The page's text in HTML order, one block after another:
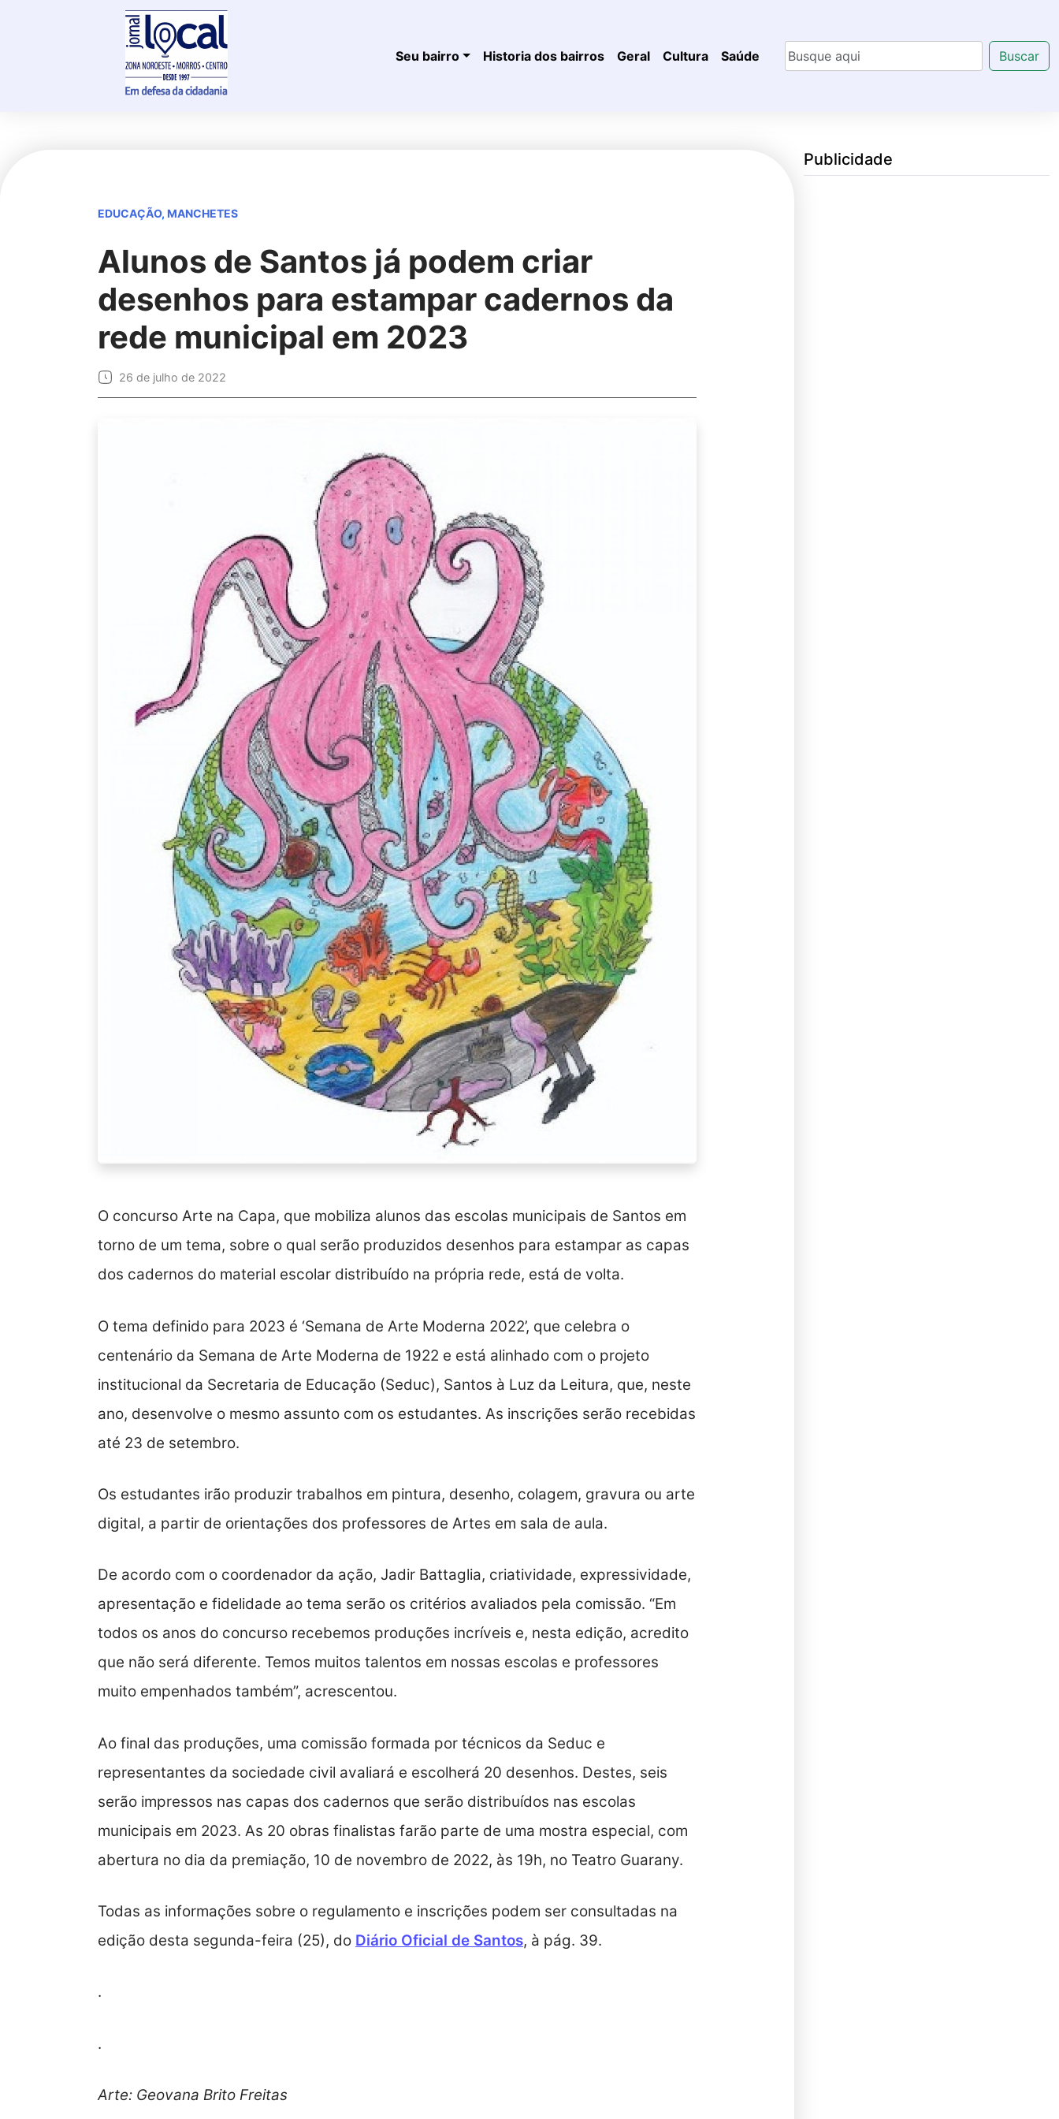
Seu bairro Historia dos bairros Geral Cultura Saúde Buscar
EDUCAÇÃO, MANCHETES
Alunos de Santos já podem criar
desenhos para estampar cadernos da
rede municipal em 2023
26 de julho de 2022
O concurso Arte na Capa, que mobiliza alunos das escolas municipais de Santos em
torno de um tema, sobre o qual serão produzidos desenhos para estampar as capas
dos cadernos do material escolar distribuído na própria rede, está de volta.
O tema definido para 2023 é ‘Semana de Arte Moderna 2022’, que celebra o
centenário da Semana de Arte Moderna de 1922 e está alinhado com o projeto
institucional da Secretaria de Educação (Seduc), Santos à Luz da Leitura, que, neste
ano, desenvolve o mesmo assunto com os estudantes. As inscrições serão recebidas
até 23 de setembro.
Os estudantes irão produzir trabalhos em pintura, desenho, colagem, gravura ou arte
digital, a partir de orientações dos professores de Artes em sala de aula.
De acordo com o coordenador da ação, Jadir Battaglia, criatividade, expressividade,
apresentação e fidelidade ao tema serão os critérios avaliados pela comissão. “Em
todos os anos do concurso recebemos produções incríveis e, nesta edição, acredito
que não será diferente. Temos muitos talentos em nossas escolas e professores
muito empenhados também”, acrescentou.
Ao final das produções, uma comissão formada por técnicos da Seduc e
representantes da sociedade civil avaliará e escolherá 20 desenhos. Destes, seis
serão impressos nas capas dos cadernos que serão distribuídos nas escolas
municipais em 2023. As 20 obras finalistas farão parte de uma mostra especial, com
abertura no dia da premiação, 10 de novembro de 2022, às 19h, no Teatro Guarany.
Todas as informações sobre o regulamento e inscrições podem ser consultadas na
edição desta segunda-feira (25), do Diário Oficial de Santos, à pág. 39.
.
.
Arte: Geovana Brito Freitas
Publicidade